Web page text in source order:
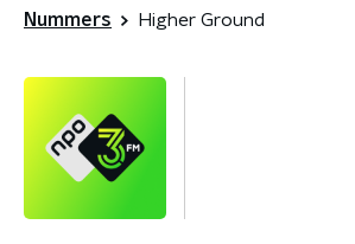
Nummers Higher Ground